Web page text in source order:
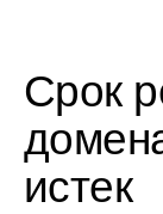
Срок
истек